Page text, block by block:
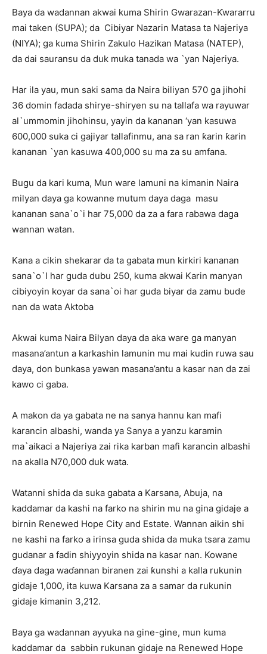
Baya da wadannan akwai kuma Shirin Gwarazan-Ƙwararru
mai taken (SUPA); da Cibiyar Nazarin Matasa ta Najeriya
(NIYA); ga kuma Shirin Zakulo Hazikan Matasa (NATEP),
da dai sauransu da duk muka tanada wa `yan Najeriya.
Har ila yau, mun saki sama da Naira biliyan 570 ga jihohi
36 domin fadada shirye-shiryen su na tallafa wa rayuwar
al`ummomin jihohinsu, yayin da kananan ‘yan kasuwa
600,000 suka ci gajiyar tallafinmu, ana sa ran ƙarin ƙarin
kananan `yan kasuwa 400,000 su ma za su amfana.
Bugu da kari kuma, Mun ware lamuni na kimanin Naira
milyan daya ga kowanne mutum daya daga masu
kananan sana`o`i har 75,000 da za a fara rabawa daga
wannan watan.
Kana a cikin shekarar da ta gabata mun kirkiri kananan
sana`o`I har guda dubu 250, kuma akwai Karin manyan
cibiyoyin koyar da sana`oi har guda biyar da zamu bude
nan da wata Aktoba
Akwai kuma Naira Bilyan daya da aka ware ga manyan
masana’antun a karkashin lamunin mu mai kudin ruwa sau
daya, don bunkasa yawan masana’antu a kasar nan da zai
kawo ci gaba.
A makon da ya gabata ne na sanya hannu kan mafi
karancin albashi, wanda ya Sanya a yanzu karamin
ma`aikaci a Najeriya zai rika karban mafi karancin albashi
na akalla N70,000 duk wata.
Watanni shida da suka gabata a Karsana, Abuja, na
kaddamar da kashi na farko na shirin mu na gina gidaje a
birnin Renewed Hope City and Estate. Wannan aikin shi
ne kashi na farko a irinsa guda shida da muka tsara zamu
gudanar a fadin shiyyoyin shida na kasar nan. Kowane
ɗaya daga waɗannan biranen zai ƙunshi a kalla rukunin
gidaje 1,000, ita kuwa Karsana za a samar da rukunin
gidaje kimanin 3,212.
Baya ga wadannan ayyuka na gine-gine, mun kuma
kaddamar da sabbin rukunan gidaje na Renewed Hope